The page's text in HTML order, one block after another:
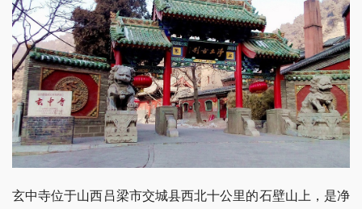
玄中寺位于山西吕梁市交城县西北十公里的石壁山上，是净